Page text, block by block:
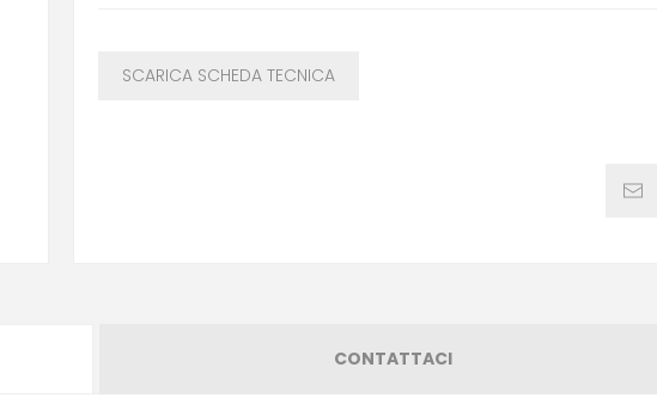
SCARICA SCHEDA TECNICA
CONTATTACI